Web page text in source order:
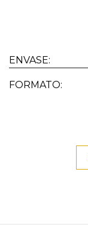
ENVASE:
FORMATO: